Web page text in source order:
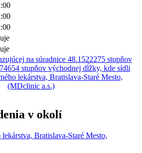
v okolí
Bratislava-Staré Mesto,